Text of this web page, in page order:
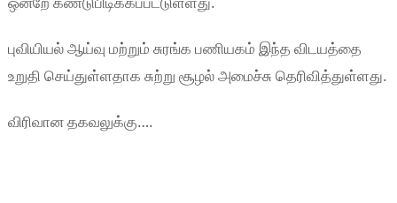
புவியியல் ஆய்வு மற்றும் சுரங்க பணியகம் இந்த விடயத்தை
உறுதி செய்துள்ளதாக சுற்று சூழல் அமைச்சு தெரிவித்துள்ளது.
விரிவான தகவலுக்கு….